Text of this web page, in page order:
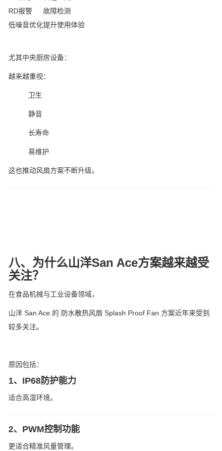
RD报警
故障检测
低噪音优化提升使用体验
尤其中央厨房设备：
越来越重视：
卫生
静音
长寿命
易维护
这也推动风扇方案不断升级。
八、为什么山洋San Ace方案越来越受
关注？
在食品机械与工业设备领域，
山洋 San Ace 的 防水散热风扇 Splash Proof Fan 方案近年来受到
较多关注。
原因包括：
1、IP68防护能力
适合高湿环境。
2、PWM控制功能
更适合精准风量管理。